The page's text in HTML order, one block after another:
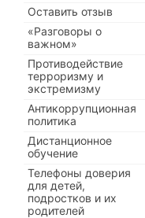
Оставить отзыв
«Разговоры о
важном»
Противодействие
терроризму и
экстремизму
Антикоррупционная
политика
Дистанционное
обучение
Телефоны доверия
для детей,
подростков и их
родителей